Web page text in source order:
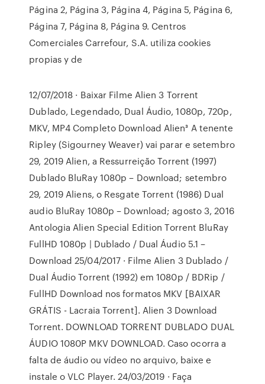
Página 2, Página 3, Página 4, Página 5, Página 6,
Página 7, Página 8, Página 9. Centros
Comerciales Carrefour, S.A. utiliza cookies
propias y de
12/07/2018 · Baixar Filme Alien 3 Torrent
Dublado, Legendado, Dual Áudio, 1080p, 720p,
MKV, MP4 Completo Download Alien³ A tenente
Ripley (Sigourney Weaver) vai parar e setembro
29, 2019 Alien, a Ressurreição Torrent (1997)
Dublado BluRay 1080p – Download; setembro
29, 2019 Aliens, o Resgate Torrent (1986) Dual
audio BluRay 1080p – Download; agosto 3, 2016
Antologia Alien Special Edition Torrent BluRay
FullHD 1080p | Dublado / Dual Áudio 5.1 –
Download 25/04/2017 · Filme Alien 3 Dublado /
Dual Áudio Torrent (1992) em 1080p / BDRip /
FullHD Download nos formatos MKV [BAIXAR
GRÁTIS - Lacraia Torrent]. Alien 3 Download
Torrent. DOWNLOAD TORRENT DUBLADO DUAL
ÁUDIO 1080P MKV DOWNLOAD. Caso ocorra a
falta de áudio ou vídeo no arquivo, baixe e
instale o VLC Player. 24/03/2019 · Faça